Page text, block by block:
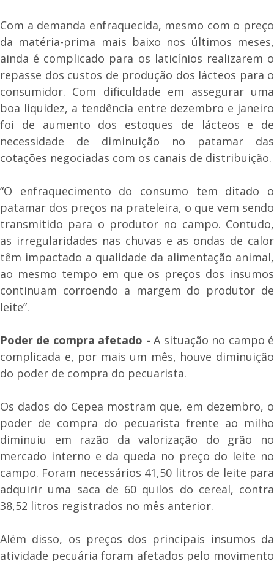
Com a demanda enfraquecida, mesmo com o preço
da matéria-prima mais baixo nos últimos meses,
ainda é complicado para os laticínios realizarem o
repasse dos custos de produção dos lácteos para o
consumidor. Com dificuldade em assegurar uma
boa liquidez, a tendência entre dezembro e janeiro
foi de aumento dos estoques de lácteos e de
necessidade de diminuição no patamar das
cotações negociadas com os canais de distribuição.
“O enfraquecimento do consumo tem ditado o
patamar dos preços na prateleira, o que vem sendo
transmitido para o produtor no campo. Contudo,
as irregularidades nas chuvas e as ondas de calor
têm impactado a qualidade da alimentação animal,
ao mesmo tempo em que os preços dos insumos
continuam corroendo a margem do produtor de
leite”.
Poder de compra afetado -A situação no campo é
complicada e, por mais um mês, houve diminuição
do poder de compra do pecuarista.
Os dados do Cepea mostram que, em dezembro, o
poder de compra do pecuarista frente ao milho
diminuiu em razão da valorização do grão no
mercado interno e da queda no preço do leite no
campo. Foram necessários 41,50 litros de leite para
adquirir uma saca de 60 quilos do cereal, contra
38,52 litros registrados no mês anterior.
Além disso, os preços dos principais insumos da
atividade pecuária foram afetados pelo movimento